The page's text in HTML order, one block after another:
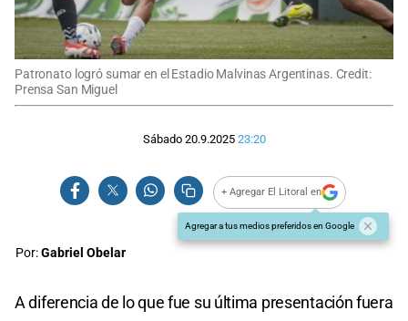
Patronato logró sumar en el Estadio Malvinas Argentinas. Credit:
Prensa San Miguel
Sábado 20.9.2025 23:20
+ Agregar El Litoral en
Agregar a tus medios preferidos en Google
Por:Gabriel Obelar
A diferencia de lo que fue su última presentación fuera